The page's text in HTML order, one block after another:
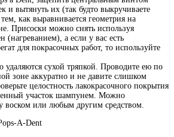
и вытянуть их (так будто выкручиваете
как выравнивается геометрия на
Присоски можно снять используя
(нагреванием), а если у вас есть
для покрасочных работ, то используйте
удаляются сухой тряпкой. Проводите ею по
зоне аккуратно и не давите слишком
целостность лакокрасочного покрытия
участок шампунем. Можно
воском или любым другим средством.
A-Dent